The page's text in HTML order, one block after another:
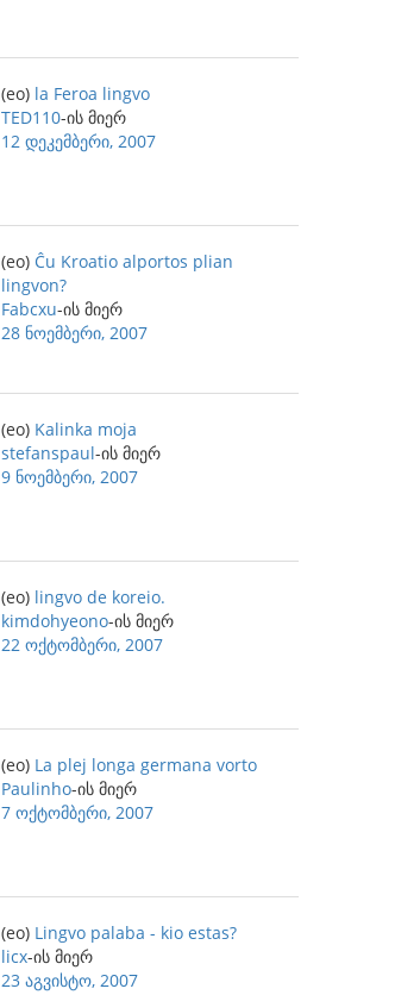
(eo) la Feroa lingvo
TED110-ის მიერ
12 დეკემბერი, 2007
(eo) Ĉu Kroatio alportos plian
lingvon?
Fabcxu-ის მიერ
28 ნოემბერი, 2007
(eo) Kalinka moja
stefanspaul-ის მიერ
9 ნოემბერი, 2007
(eo) lingvo de koreio.
kimdohyeono-ის მიერ
22 ოქტომბერი, 2007
(eo) La plej longa germana vorto
Paulinho-ის მიერ
7 ოქტომბერი, 2007
(eo) Lingvo palaba - kio estas?
licx-ის მიერ
23 აგვისტო, 2007